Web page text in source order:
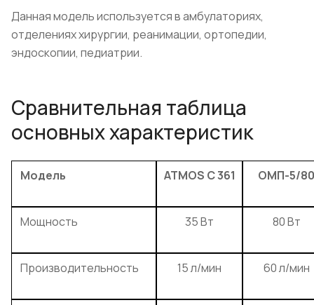
Данная модель используется в амбулаториях,
отделениях хирургии, реанимации, ортопедии,
эндоскопии, педиатрии.
Сравнительная таблица
основных характеристик
Модель ATMOS C 361 ОМП-5/80
Мощность 35 Вт 80 Вт
Производительность 15 л/мин 60 л/мин